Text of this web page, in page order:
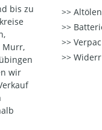
bis zu
Murr,
wir